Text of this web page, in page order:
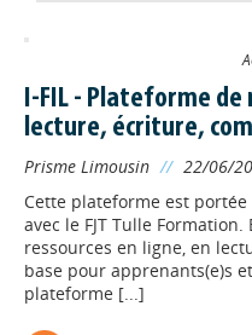
I-FIL - Plateforme
lecture, écriture,
Prisme Limousin // 22/06/
Cette plateforme est
avec le FJT Tulle
ressources en ligne, en
base pour apprenants(e)s
plateforme [...]